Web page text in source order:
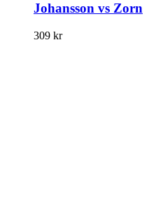
Johansson vs Zorn
309 kr